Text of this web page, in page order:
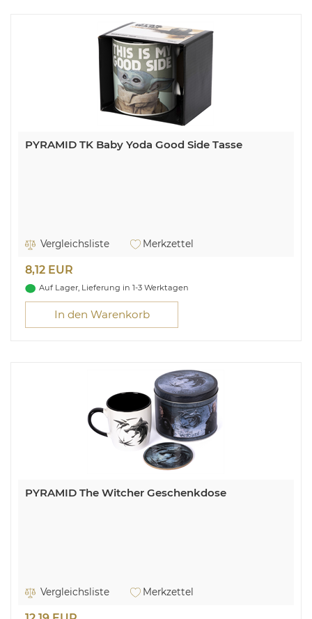
PYRAMID TK Baby Yoda Good Side Tasse
Vergleichsliste Merkzettel
8,12 EUR
Auf Lager, Lieferung in 1-3 Werktagen
In den Warenkorb
PYRAMID The Witcher Geschenkdose
Vergleichsliste Merkzettel